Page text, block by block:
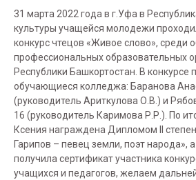
31 марта 2022 года в г.Уфа в
культуры учащейся молодежи
конкурс чтецов «Живое слово», среди
профессиональных образовательных
Республики Башкортостан. В конкурсе
обучающиеся колледжа: Баранова
(руководитель Ариткулова О.В.) и
16 (руководитель Каримова Р.Р.). По
Ксения награждена Дипломом II
Гарипов – певец земли, поэт народа»,
получила сертификат участника
учащихся и педагогов, желаем